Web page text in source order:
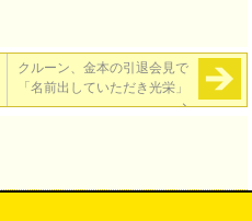
クルーン、金本の引退会見で
「名前出していただき光栄」
→